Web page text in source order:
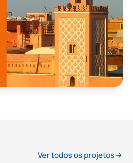
Ver todos os projetos